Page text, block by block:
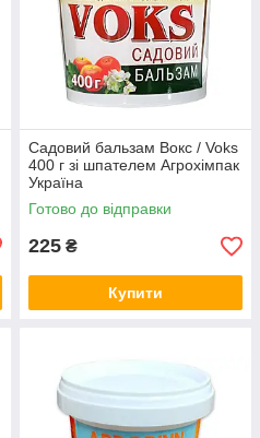
Садовий бальзам Вокс / Voks
400 г зі шпателем Агрохімпак
Україна
Готово до відправки
225 ₴
Купити